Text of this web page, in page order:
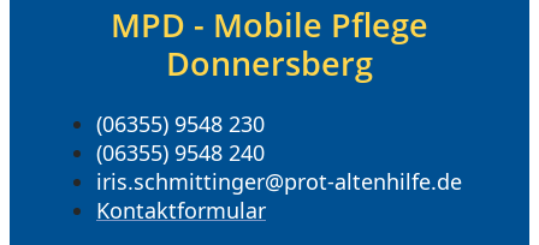
MPD - Mobile Pflege
Donnersberg
(06355) 9548 230
(06355) 9548 240
iris.schmittinger@prot-altenhilfe.de
Kontaktformular